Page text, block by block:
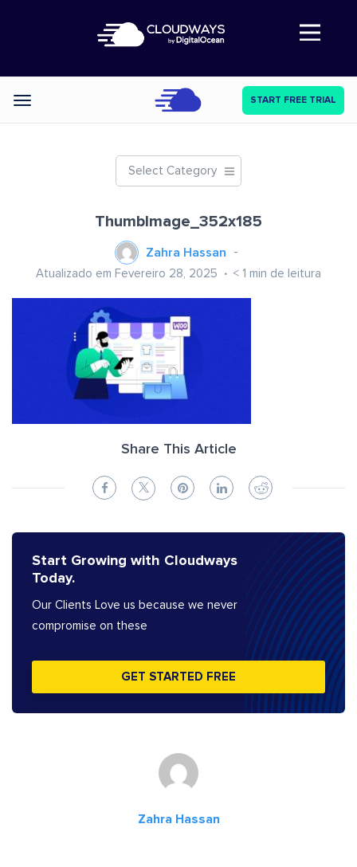
Abre a navegação
Categories START FREE TRIAL
Select Category
ThumbImage_352x185
Zahra Hassan
Atualizado em Fevereiro 28, 2025 < 1 min de leitura
Share This Article
Start Growing with Cloudways
Today.
Our Clients Love us because we never
compromise on these
GET STARTED FREE
Zahra Hassan